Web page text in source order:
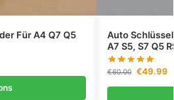
Für A4 Q7 Q5
Auto
A7 S5, S7 Q5
€60.00 €49.99